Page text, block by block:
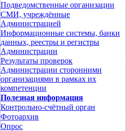
Подведомственные организации
СМИ, учреждённые
Администрацией
Информационные системы, банки
данных, реестры и регистры
Администрации
Результаты проверок
Администрации сторонними
организациями в рамках их
компетенции
Полезная информация
Контрольно-счётный орган
Фотоархив
Опрос